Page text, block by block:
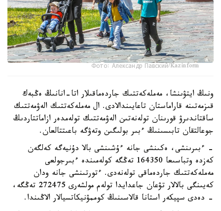
Фото: Александр Павский/Kazinform
ونىڭ ايتۋىنشا، مەملەكەتتىك جاردەماقىلار اتا-انانىڭ ەڭبەك
قىزمەتىنە قاراماستان تاعايىندالادى. ال مەملەكەتتىك الەۋمەتتىك
ساقتاندىرۋ قورىنان تولەنەتىن الەۋمەتتىك تولەمدەر ازاماتتاردىڭ
جوعالتقان تابىسىنىڭ ءبىر بولىگىن وتەۋگە باعىتتالعان.
- ءبىرىنشى، ەكىنشى جانە ءۇشىنشى بالا دۇنيەگە كەلگەن
كەزدە وتباسىعا 164350 تەڭگە كولەمىندە ءبىرجولعى
مەملەكەتتىك جاردەماقى تولەنەدى. ءتورتىنشى جانە ودان
كەيىنگى بالالار تۋعان جاعدايدا تولەم مولشەرى 272475 تەڭگە،
- دەدى سپيكەر استانا قالاسىنىڭ كوممۋنيكاتسيالار الاڭىندا.